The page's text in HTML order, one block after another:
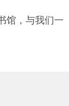
馆，与我们一